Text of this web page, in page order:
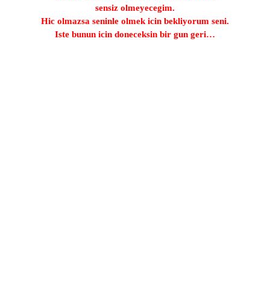
sensiz olmeyecegim.
Hic olmazsa seninle olmek icin bekliyorum seni.
Iste bunun icin doneceksin bir gun geri…